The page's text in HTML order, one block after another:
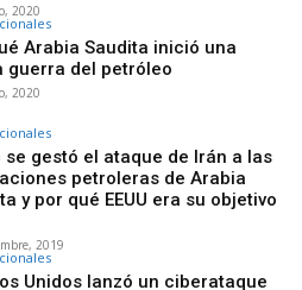
2020
Arabia Saudita inició una
guerra del petróleo
2020
se gestó el ataque de Irán a las
petroleras de Arabia
y por qué EEUU era su objetivo
2019
Unidos lanzó un ciberataque